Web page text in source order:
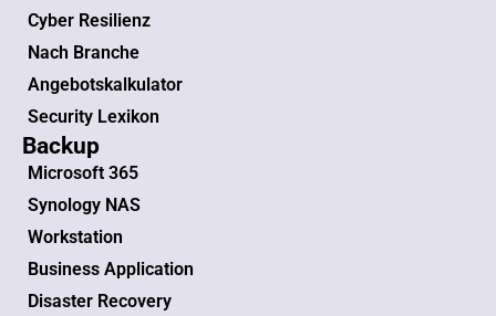
Cyber Resilienz
Nach Branche
Angebotskalkulator
Security Lexikon
Backup
Microsoft 365
Synology NAS
Workstation
Business Application
Disaster Recovery